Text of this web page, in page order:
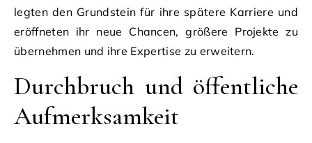
legten den Grundstein für ihre spätere Karriere und
eröffneten ihr neue Chancen, größere Projekte zu
übernehmen und ihre Expertise zu erweitern.
Durchbruch und öffentliche
Aufmerksamkeit